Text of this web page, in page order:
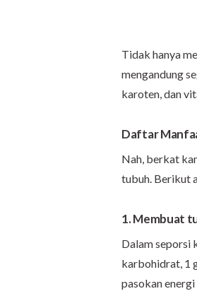
Tidak hanya
mengandung
karoten, dan
Daftar
Nah, berkat
tubuh. Berikut
1. Membuat
Dalam seporsi
karbohidrat, 1
pasokan